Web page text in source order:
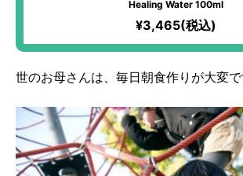
Healing Water 100ml
¥3,465(税込)
世のお母さんは、毎日朝食作りが大変で